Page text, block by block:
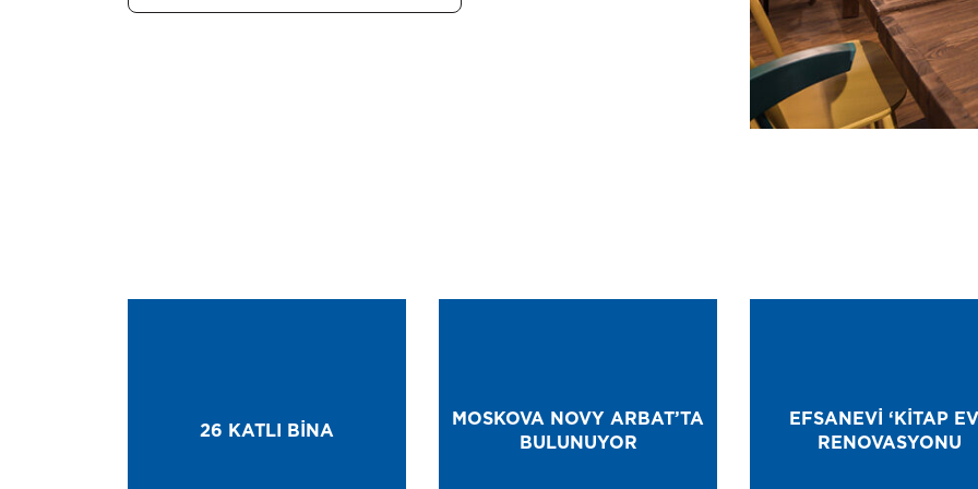
26 KATLI BINA
MOSKOVA NOVY ARBAT’TA
BULUNUYOR
EFSANEVI ‘KITAP
RENOVASYONU